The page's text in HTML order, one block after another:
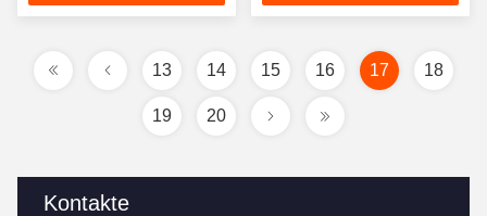
Kontakte
von Gummigewinden
13 14 15 16 17 18
19 20